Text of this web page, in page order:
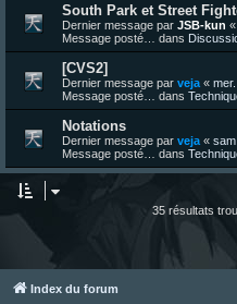
South Park et Street
Dernier message par JSB-kun «
Message posté… dans
[CVS2]
Dernier message par veja «
Message posté… dans
Notations
Dernier message par veja «
Message posté… dans
35 résultats
Index du forum